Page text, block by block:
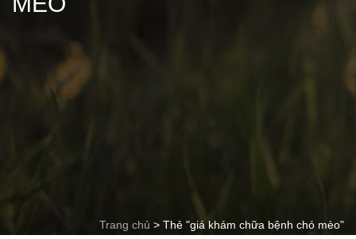
Trang chủ > Thẻ "giá khám chữa bệnh chó mèo"